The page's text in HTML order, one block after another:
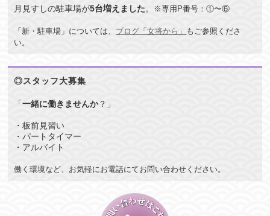
月見すしの駐車場が5台増えました。 ※専用P番号：①〜⑥
「新・駐車場」については、 ブログ「女将から」 もご参照くださ
い。
◎スタッフ大募集
「一緒に働きませんか？」
・板前見習い
・パートタイマー
・アルバイト
働く環境など、お気軽にお電話にてお問い合わせください。